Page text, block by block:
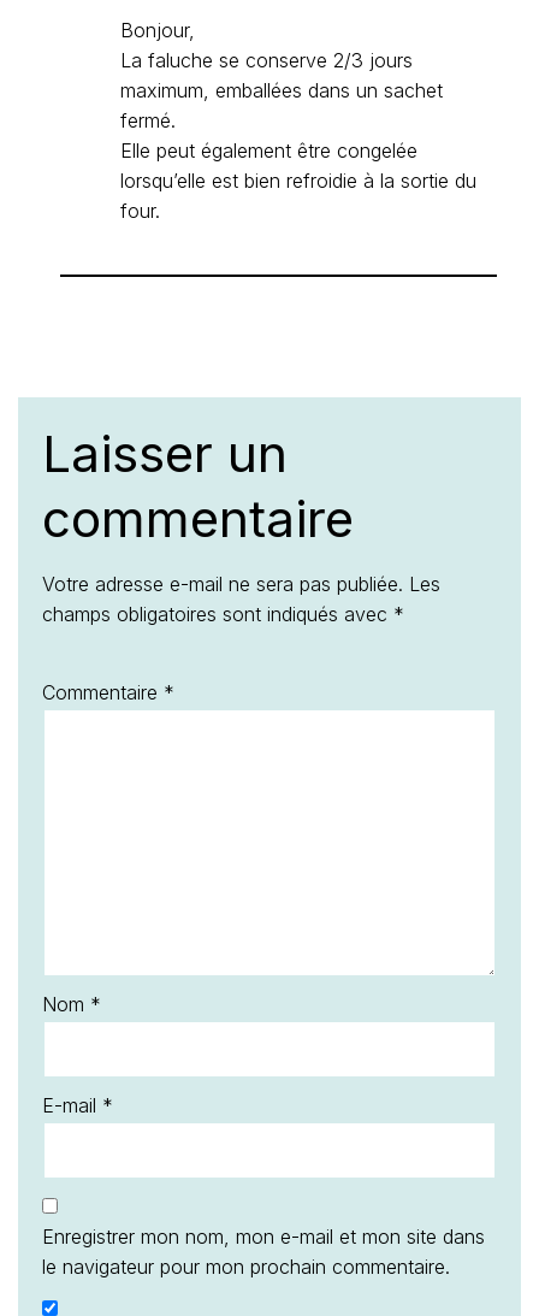
Bonjour,
La faluche se conserve 2/3 jours
maximum, emballées dans un sachet
fermé.
Elle peut également être congelée
lorsqu’elle est bien refroidie à la sortie du
four.
Laisser un
commentaire
Votre adresse e-mail ne sera pas publiée. Les
champs obligatoires sont indiqués avec *
Commentaire *
Nom *
E-mail *
Enregistrer mon nom, mon e-mail et mon site dans
le navigateur pour mon prochain commentaire.